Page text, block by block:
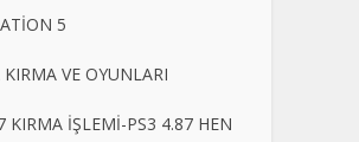
5
KIRMA VE OYUNLARI
KIRMA İŞLEMİ-PS3 4.87 HEN